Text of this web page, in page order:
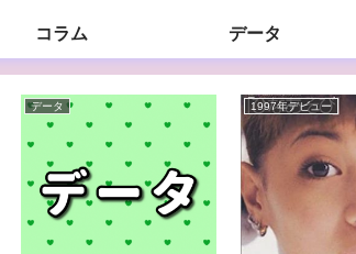
コラム データ
データ 1997年デビュー